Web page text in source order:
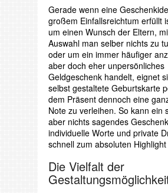
Gerade wenn eine
großem Einfallsreichtum erfüllt
um einen Wunsch der Eltern,
Auswahl man selber nichts zu
oder um ein immer häufiger
aber doch eher unpersönliches
Geldgeschenk handelt, eignet
selbst gestaltete Geburtskarte
dem Präsent dennoch eine
Note zu verleihen. So kann ein
aber nichts sagendes
individuelle Worte und private
schnell zum absoluten
Die Vielfalt der